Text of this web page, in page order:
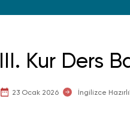
III. Kur Ders
23 Ocak 2026 İngilizce